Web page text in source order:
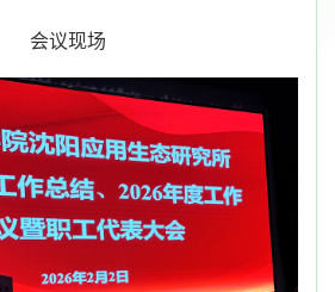
会议现场